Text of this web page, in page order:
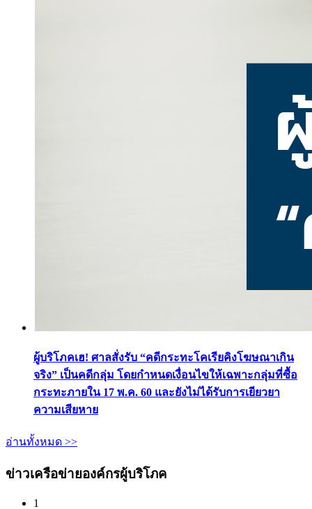
ผู้บริโภคเฮ! ศาลสั่งรับ “คดีกระทะโคเรียคิงโฆษณาเกิน
จริง” เป็นคดีกลุ่ม โดยกำหนดเงื่อนไขให้เฉพาะกลุ่มที่ซื้อ
กระทะภายใน 17 พ.ค. 60 และยังไม่ได้รับการเยียวยา
ความเสียหาย
อ่านทั้งหมด >>
ข่าวเครือข่ายองค์กรผู้บริโภค
1